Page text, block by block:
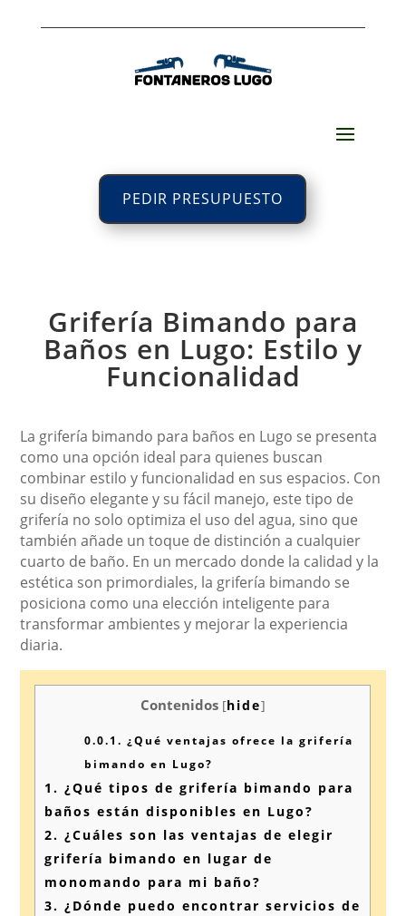
PEDIR PRESUPUESTO
Grifería Bimando para
Baños en Lugo: Estilo y
Funcionalidad
La grifería bimando para baños en Lugo se presenta
como una opción ideal para quienes buscan
combinar estilo y funcionalidad en sus espacios. Con
su diseño elegante y su fácil manejo, este tipo de
grifería no solo optimiza el uso del agua, sino que
también añade un toque de distinción a cualquier
cuarto de baño. En un mercado donde la calidad y la
estética son primordiales, la grifería bimando se
posiciona como una elección inteligente para
transformar ambientes y mejorar la experiencia
diaria.
Contenidos [hide]
0.0.1. ¿Qué ventajas ofrece la grifería
bimando en Lugo?
1. ¿Qué tipos de grifería bimando para
baños están disponibles en Lugo?
2. ¿Cuáles son las ventajas de elegir
grifería bimando en lugar de
monomando para mi baño?
3. ¿Dónde puedo encontrar servicios de